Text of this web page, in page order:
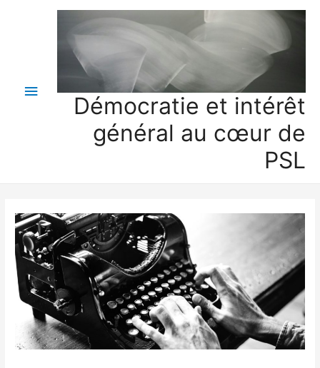
Démocratie et intérêt
général au cœur de
PSL
Menu
principal